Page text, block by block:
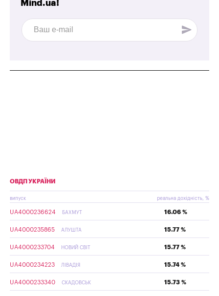
Mind.ua!
ОВДП УКРАЇНИ
випуск реальна дохідність, %
UA4000236624 БАХМУТ 16.06 %
UA4000235865 АЛУШТА 15.77 %
UA4000233704 НОВИЙ СВІТ 15.77 %
UA4000234223 ЛІВАДІЯ 15.74 %
UA4000233340 СКАДОВСЬК 15.73 %